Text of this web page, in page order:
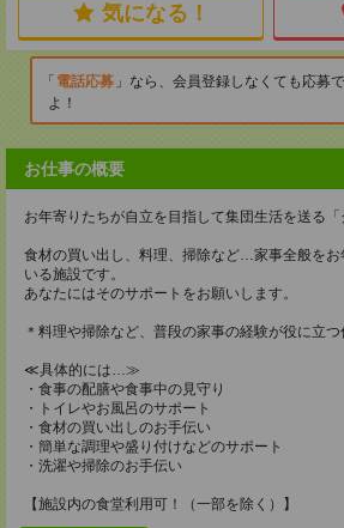
気になる！
電話応募
なら、会員登録しなくても応募
よ！
お仕事の概要
お年寄りたちが自立を目指して集団生活を送る「
食材の買い出し、料理、掃除など…家事全般をお
いる施設です。
あなたにはそのサポートをお願いします。
＊料理や掃除など、普段の家事の経験が役に立つ
≪具体的には…≫
・食事の配膳や食事中の見守り
・トイレやお風呂のサポート
・食材の買い出しのお手伝い
・簡単な調理や盛り付けなどのサポート
・洗濯や掃除のお手伝い
【施設内の食堂利用可！（一部を除く）】